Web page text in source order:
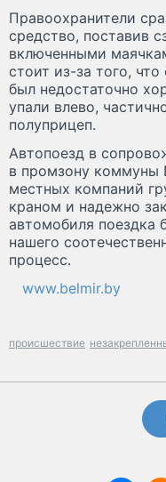
Правоохранители
средство, поставив
включенными
стоит из-за того,
был недостаточно
упали влево,
полуприцеп.
Автопоезд в
в промзону коммуны
местных компаний
краном и надежно
автомобиля поездка
нашего
процесс.
www.belmir.by
происшествие